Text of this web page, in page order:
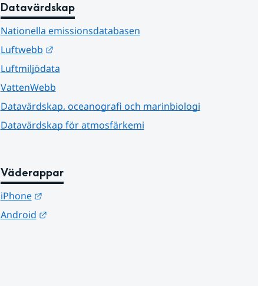
Datavärdskap
Nationella emissionsdatabasen
Luftwebb
Länk till annan webbplats.
Luftmiljödata
VattenWebb
Datavärdskap, oceanografi och marinbiologi
Datavärdskap för atmosfärkemi
Väderappar
iPhone
Länk till annan webbplats.
Android
Länk till annan webbplats.